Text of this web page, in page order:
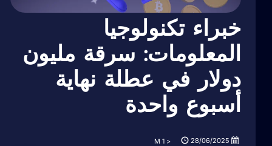
خبراء تكنولوجيا
المعلومات: سرقة مليون
دولار في عطلة نهاية
أسبوع واحدة
28/06/2025
M